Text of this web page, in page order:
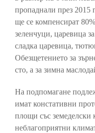
пропаднали през
ще се компенсират
зеленчуци, царевица
сладка царевица,
Обезщетението за
сто, а за зимна
На подпомагане
имат констативни
площи със земеделски
неблагоприятни